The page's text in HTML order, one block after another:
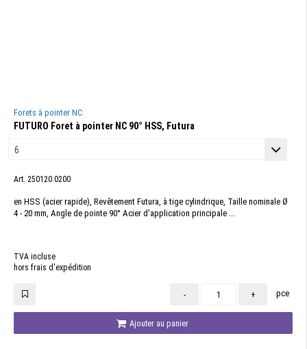
Forets à pointer NC
FUTURO Foret à pointer NC 90° HSS, Futura
Art. 250120.0200
en HSS (acier rapide), Revêtement Futura, à tige cylindrique, Taille nominale Ø
4 - 20 mm, Angle de pointe 90° Acier d'application principale ...
TVA incluse
hors frais d'expédition
- + pce
Ajouter au panier